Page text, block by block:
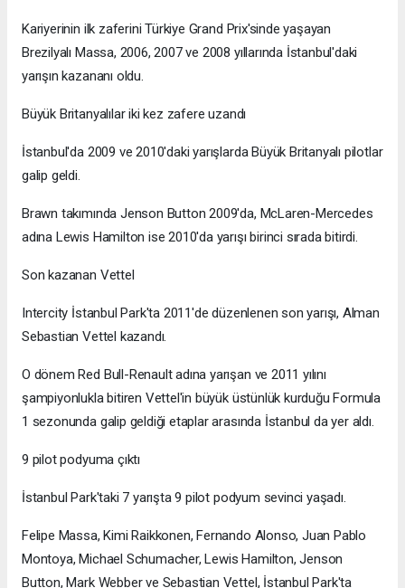
Kariyerinin ilk zaferini Türkiye Grand Prix'sinde yaşayan
Brezilyalı Massa, 2006, 2007 ve 2008 yıllarında İstanbul'daki
yarışın kazananı oldu.
Büyük Britanyalılar iki kez zafere uzandı
İstanbul'da 2009 ve 2010'daki yarışlarda Büyük Britanyalı pilotlar
galip geldi.
Brawn takımında Jenson Button 2009'da, McLaren-Mercedes
adına Lewis Hamilton ise 2010'da yarışı birinci sırada bitirdi.
Son kazanan Vettel
Intercity İstanbul Park'ta 2011'de düzenlenen son yarışı, Alman
Sebastian Vettel kazandı.
O dönem Red Bull-Renault adına yarışan ve 2011 yılını
şampiyonlukla bitiren Vettel'in büyük üstünlük kurduğu Formula
1 sezonunda galip geldiği etaplar arasında İstanbul da yer aldı.
9 pilot podyuma çıktı
İstanbul Park'taki 7 yarışta 9 pilot podyum sevinci yaşadı.
Felipe Massa, Kimi Raikkonen, Fernando Alonso, Juan Pablo
Montoya, Michael Schumacher, Lewis Hamilton, Jenson
Button, Mark Webber ve Sebastian Vettel, İstanbul Park'ta